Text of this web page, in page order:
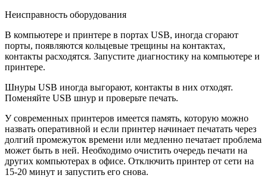
Неисправность оборудования
В компьютере и принтере в портах USB, иногда сгорают
порты, появляются кольцевые трещины на контактах,
контакты расходятся. Запустите диагностику на компьютере и
принтере.
Шнуры USB иногда выгорают, контакты в них отходят.
Поменяйте USB шнур и проверьте печать.
У современных принтеров имеется память, которую можно
назвать оперативной и если принтер начинает печатать через
долгий промежуток времени или медленно печатает проблема
может быть в ней. Необходимо очистить очередь печати на
других компьютерах в офисе. Отключить принтер от сети на
15-20 минут и запустить его снова.